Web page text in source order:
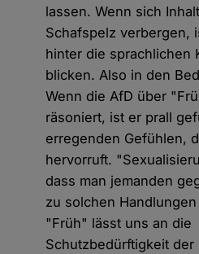
lassen. Wenn sich
Schafspelz verbergen,
hinter die sprachlichen
blicken. Also in den
Wenn die AfD über
räsoniert, ist er prall
erregenden Gefühlen,
hervorruft.
dass man jemanden
zu solchen
"Früh" lässt uns an die
Schutzbedürftigkeit der